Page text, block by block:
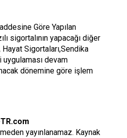
Göre Yapılan
sigortalının yapacağı diğer
Sigortaları,Sendika
devam
dönemine göre işlem
yayınlanamaz. Kaynak